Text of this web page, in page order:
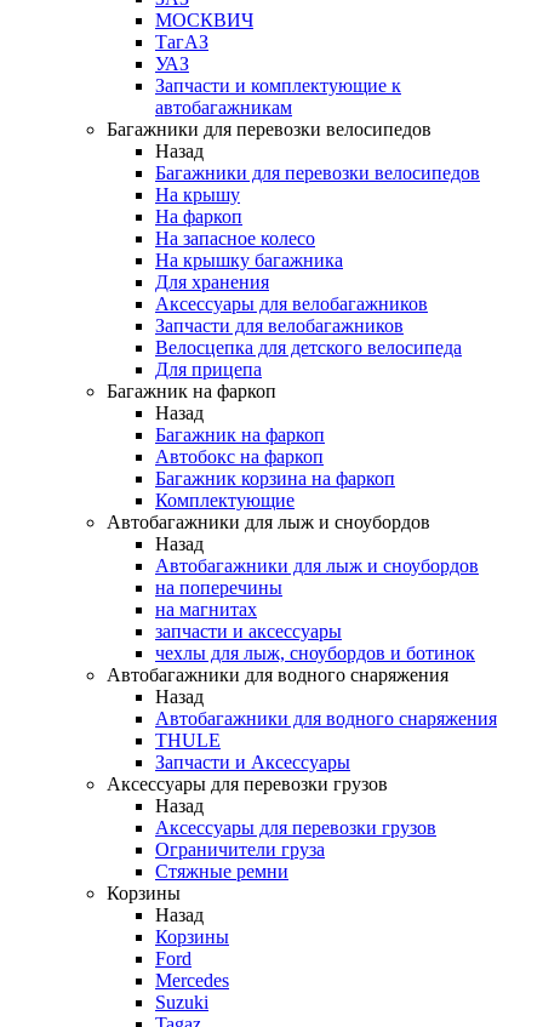
МОСКВИЧ
ТагАЗ
УАЗ
Запчасти и комплектующие к
автобагажникам
Багажники для перевозки велосипедов
Назад
Багажники для перевозки велосипедов
На крышу
На фаркоп
На запасное колесо
На крышку багажника
Для хранения
Аксессуары для велобагажников
Запчасти для велобагажников
Велосцепка для детского велосипеда
Для прицепа
Багажник на фаркоп
Назад
Багажник на фаркоп
Автобокс на фаркоп
Багажник корзина на фаркоп
Комплектующие
Автобагажники для лыж и сноубордов
Назад
Автобагажники для лыж и сноубордов
на поперечины
на магнитах
запчасти и аксессуары
чехлы для лыж, сноубордов и ботинок
Автобагажники для водного снаряжения
Назад
Автобагажники для водного снаряжения
THULE
Запчасти и Аксессуары
Аксессуары для перевозки грузов
Назад
Аксессуары для перевозки грузов
Ограничители груза
Стяжные ремни
Корзины
Назад
Корзины
Ford
Mercedes
Suzuki